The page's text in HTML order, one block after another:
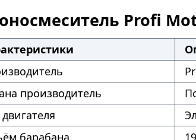
Profi
производитель
барабана